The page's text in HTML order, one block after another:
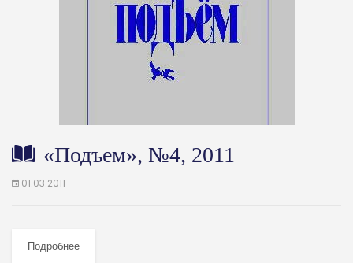
«Подъем», №4, 2011
01.03.2011
Подробнее